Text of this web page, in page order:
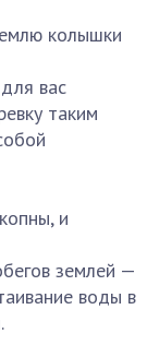
колышки
вас
таким
и
землей —
воды в